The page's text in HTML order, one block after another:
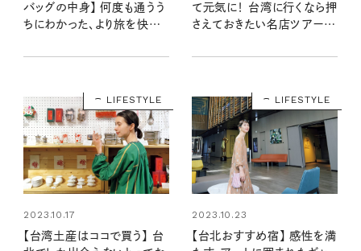
バッグの中身】 何度も通うう
ちにわかった、より旅を快適
ト柳沢小実さんの台湾旅行
て元気に！ 台湾に行くなら押
さえておきたい名店ツアーガ
LIFESTYLE
2023.10.17
【台湾土産はココで買う】 台
LIFESTYLE
2023.10.23
【台北おすすめ宿】 感性を満